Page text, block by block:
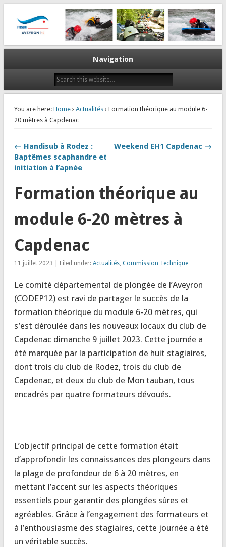
CODEP 12
La plongée en Aveyron…
Navigation
You are here: Home› Actualités› Formation théorique au module 6-
20 mètres à Capdenac
← Handisub à Rodez :
Baptêmes scaphandre et
initiation à l’apnée
Weekend EH1 Capdenac →
Formation théorique au
module 6-20 mètres à
Capdenac
11 juillet 2023 | Filed under: Actualités, Commission Technique
Le comité départemental de plongée de l’Aveyron
(CODEP12) est ravi de partager le succès de la
formation théorique du module 6-20 mètres, qui
s’est déroulée dans les nouveaux locaux du club de
Capdenac dimanche 9 juillet 2023. Cette journée a
été marquée par la participation de huit stagiaires,
dont trois du club de Rodez, trois du club de
Capdenac, et deux du club de Mon tauban, tous
encadrés par quatre formateurs dévoués.
L’objectif principal de cette formation était
d’approfondir les connaissances des plongeurs dans
la plage de profondeur de 6 à 20 mètres, en
mettant l’accent sur les aspects théoriques
essentiels pour garantir des plongées sûres et
agréables. Grâce à l’engagement des formateurs et
à l’enthousiasme des stagiaires, cette journée a été
un véritable succès.